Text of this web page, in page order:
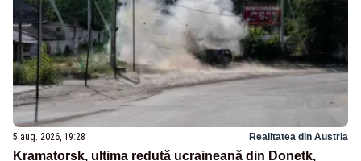
5 aug. 2026, 19:28 Realitatea din Austria
Kramatorsk, ultima redută ucraineană din Donețk,